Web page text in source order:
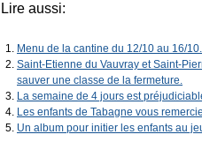
Lire aussi:
Menu de la cantine du 12/10 au 16/
Saint-Etienne du Vauvray et Saint-
sauver une classe de la fermeture.
La semaine de 4 jours est
Les enfants de Tabagne vous
Un album pour initier les enfants au